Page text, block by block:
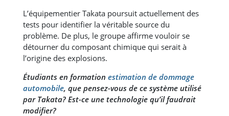
L’équipementier Takata poursuit actuellement des
tests pour identifier la véritable source du
problème. De plus, le groupe affirme vouloir se
détourner du composant chimique qui serait à
l’origine des explosions.
Étudiants en formation estimation de dommage
automobile, que pensez-vous de ce système utilisé
par Takata? Est-ce une technologie qu’il faudrait
modifier?